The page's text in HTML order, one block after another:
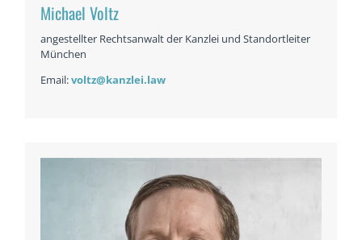
Michael Voltz
angestellter Rechtsanwalt der Kanzlei und Standortleiter
München
Email:voltz@kanzlei.law